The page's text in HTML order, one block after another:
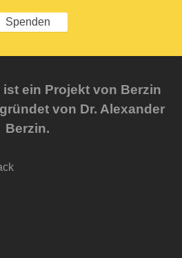
Spenden
ein Projekt von Berzin
von Dr. Alexander
Berzin.